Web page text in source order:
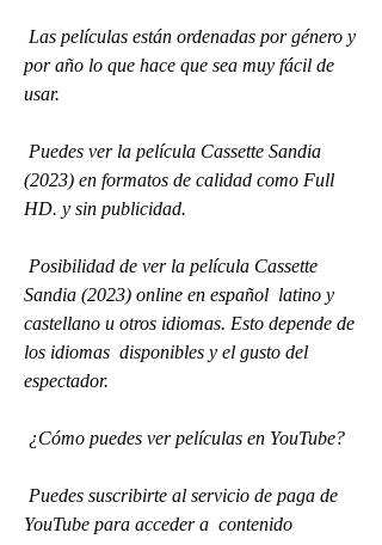
por año lo que hace que sea muy fácil de
usar.
(2023) en formatos de calidad como Full
HD. y sin publicidad.
Sandia (2023) online en español  latino y
castellano u otros idiomas. Esto depende de
los idiomas  disponibles y el gusto del
espectador.
¿Cómo puedes ver películas en YouTube?
YouTube para acceder a  contenido